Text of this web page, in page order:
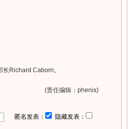
Richard Caborn。
(责任编辑：phenix)
匿名发表： 隐藏发表：